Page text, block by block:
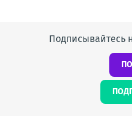
Подписывайтесь